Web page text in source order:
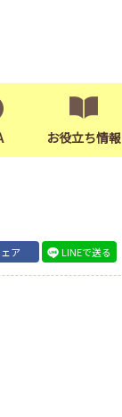
お役立ち情報
ア LINEで送る